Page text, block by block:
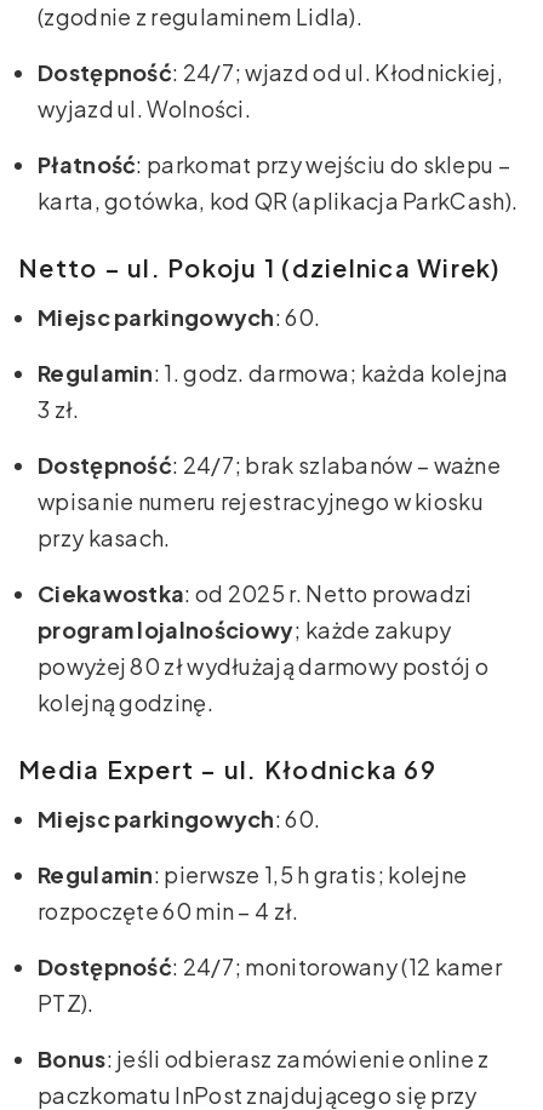
(zgodnie z regulaminem Lidla).
Dostępność: 24/7; wjazd od ul. Kłodnickiej,
wyjazd ul. Wolności.
Płatność: parkomat przy wejściu do sklepu –
karta, gotówka, kod QR (aplikacja ParkCash).
Netto – ul. Pokoju 1 (dzielnica Wirek)
Miejsc parkingowych: 60.
Regulamin: 1. godz. darmowa; każda kolejna
3 zł.
Dostępność: 24/7; brak szlabanów – ważne
wpisanie numeru rejestracyjnego w kiosku
przy kasach.
Ciekawostka: od 2025 r. Netto prowadzi
program lojalnościowy; każde zakupy
powyżej 80 zł wydłużają darmowy postój o
kolejną godzinę.
Media Expert – ul. Kłodnicka 69
Miejsc parkingowych: 60.
Regulamin: pierwsze 1,5 h gratis; kolejne
rozpoczęte 60 min – 4 zł.
Dostępność: 24/7; monitorowany (12 kamer
PTZ).
Bonus: jeśli odbierasz zamówienie online z
paczkomatu InPost znajdującego się przy